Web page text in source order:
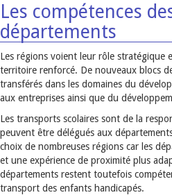
Les compétences
départements
Les régions voient leur rôle stratégique
territoire renforcé. De nouveaux blocs
transférés dans les domaines du
aux entreprises ainsi que du
Les transports scolaires sont de la
peuvent être délégués aux
choix de nombreuses régions car les
et une expérience de proximité plus
départements restent toutefois
transport des enfants handicapés.